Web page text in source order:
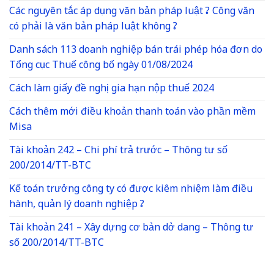
Các nguyên tắc áp dụng văn bản pháp luật ? Công văn
có phải là văn bản pháp luật không ?
Danh sách 113 doanh nghiệp bán trái phép hóa đơn do
Tổng cục Thuế công bố ngày 01/08/2024
Cách làm giấy đề nghị gia hạn nộp thuế 2024
Cách thêm mới điều khoản thanh toán vào phần mềm
Misa
Tài khoản 242 – Chi phí trả trước – Thông tư số
200/2014/TT-BTC
Kế toán trưởng công ty có được kiêm nhiệm làm điều
hành, quản lý doanh nghiệp ?
Tài khoản 241 – Xây dựng cơ bản dở dang – Thông tư
số 200/2014/TT-BTC